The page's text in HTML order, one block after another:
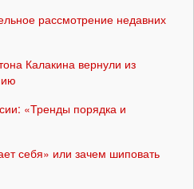
рассмотрение недавних
Калакина вернули из
«Тренды порядка и
себя» или зачем шиповать